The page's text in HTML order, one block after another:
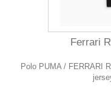
Ferrari
Polo PUMA / FERRARI